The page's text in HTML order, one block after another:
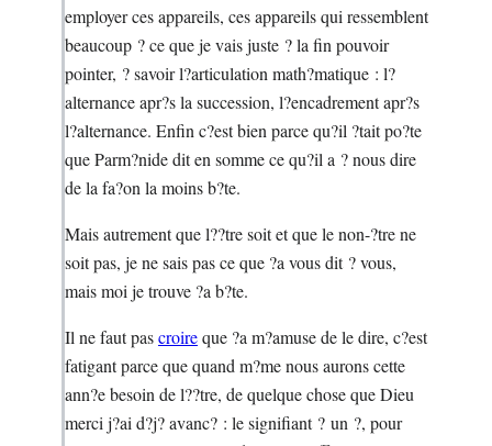
employer ces appareils, ces appareils qui ressemblent
beaucoup ? ce que je vais juste ? la fin pouvoir
pointer, ? savoir l?articulation math?matique : l?
alternance apr?s la succession, l?encadrement apr?s
l?alternance. Enfin c?est bien parce qu?il ?tait po?te
que Parm?nide dit en somme ce qu?il a ? nous dire
de la fa?on la moins b?te.
Mais autrement que l??tre soit et que le non-?tre ne
soit pas, je ne sais pas ce que ?a vous dit ? vous,
mais moi je trouve ?a b?te.
Il ne faut pascroireque ?a m?amuse de le dire, c?est
fatigant parce que quand m?me nous aurons cette
ann?e besoin de l??tre, de quelque chose que Dieu
merci j?ai d?j? avanc? : le signifiant ? un ?, pour